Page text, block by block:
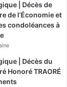
| Décès de
de l’Économie et
condoléances à
| Décès du
Honoré TRAORÉ